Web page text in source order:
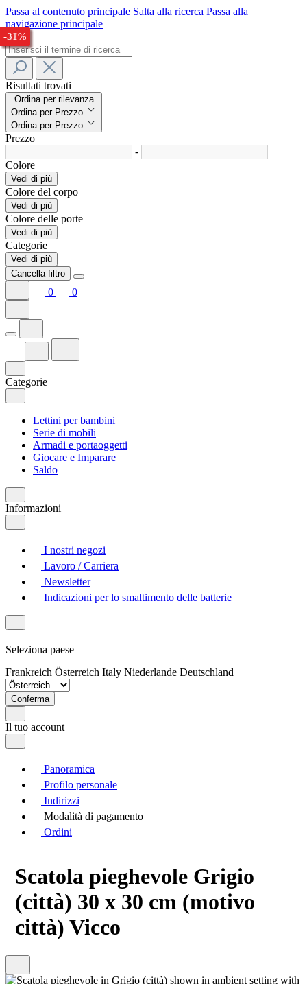
Passa al contenuto principale Salta alla ricerca Passa alla
navigazione principale
Risultati trovati
Ordina per rilevanza
Ordina per Prezzo
Ordina per Prezzo
Prezzo
-
Colore
Vedi di più
Colore del corpo
Vedi di più
Colore delle porte
Vedi di più
Categorie
Vedi di più
Cancella filtro
0 0
Categorie
Lettini per bambini
Serie di mobili
Armadi e portaoggetti
Giocare e Imparare
Saldo
Informazioni
I nostri negozi
Lavoro / Carriera
Newsletter
Indicazioni per lo smaltimento delle batterie
Seleziona paese
Frankreich Österreich Italy Niederlande Deutschland
Conferma
Il tuo account
Panoramica
Profilo personale
Indirizzi
Modalità di pagamento
Ordini
Scatola pieghevole Grigio
(città) 30 x 30 cm (motivo
città) Vicco
-26%
-29%
-33%
-32%
-27%
-31%